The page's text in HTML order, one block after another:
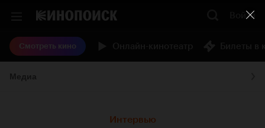
Войти
Смотреть кино
Интервью